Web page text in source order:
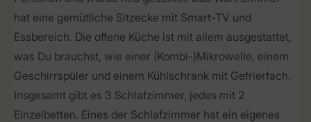
hat eine gemütliche Sitzecke mit Smart-TV und
Essbereich. Die offene Küche ist mit allem ausgestattet,
was Du brauchst, wie einer (Kombi-)Mikrowelle, einem
Geschirrspüler und einem Kühlschrank mit Gefrierfach.
Insgesamt gibt es 3 Schlafzimmer, jedes mit 2
Einzelbetten. Eines der Schlafzimmer hat ein eigenes